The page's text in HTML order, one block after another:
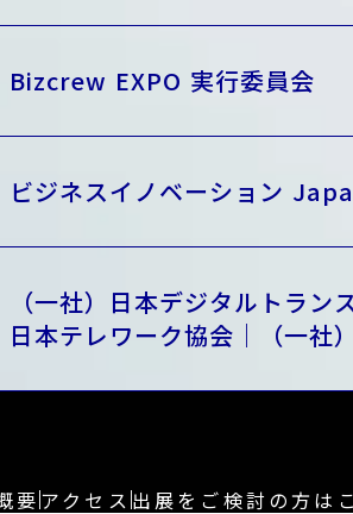
Bizcrew EXPO 実行委員会
ビジネスイノベーション
（一社）日本デジタルトラン
日本テレワーク協会｜（一社
要 アクセス 出展をご検討の方は